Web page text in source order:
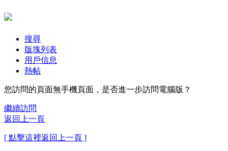
搜尋
版塊列表
用戶信息
熱帖
您訪問的頁面無手機頁面，是否進一步訪問電腦版？
繼續訪問
返回上一頁
[ 點擊這裡返回上一頁 ]